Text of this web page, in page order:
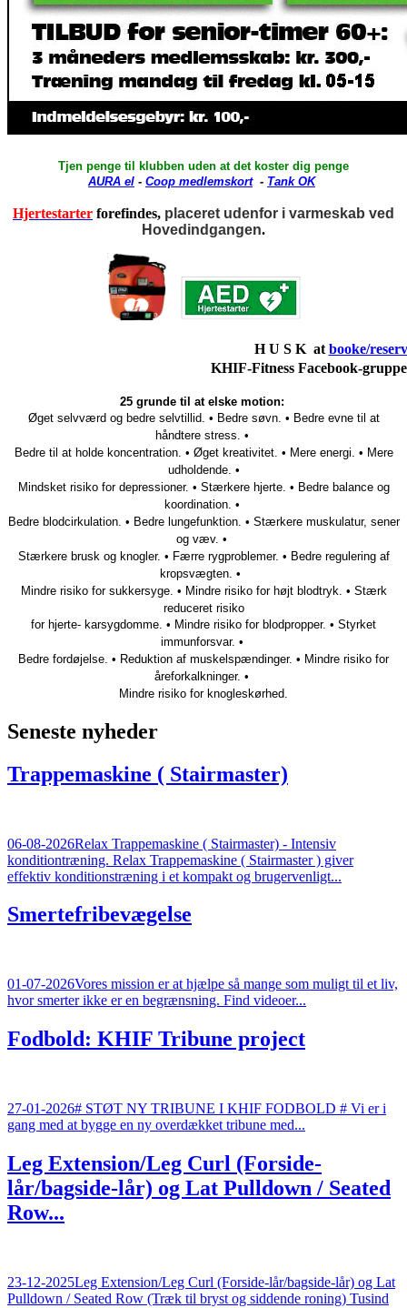
Tjen penge til klubben uden at det koster dig penge
AURA el - Coop medlemskort - Tank OK
Hjertestarter forefindes, placeret udenfor i varmeskab ved
Hovedindgangen.
H U S K at booke/
KHIF-Fitness Facebook-
25 grunde til at elske motion:
Øget selvværd og bedre selvtillid. • Bedre søvn. • Bedre evne til at
håndtere stress. •
Bedre til at holde koncentration. • Øget kreativitet. • Mere energi. • Mere
udholdende. •
Mindsket risiko for depressioner. • Stærkere hjerte. • Bedre balance og
koordination. •
Bedre blodcirkulation. • Bedre lungefunktion. • Stærkere muskulatur, sener
og væv. •
Stærkere brusk og knogler. • Færre rygproblemer. • Bedre regulering af
kropsvægten. •
Mindre risiko for sukkersyge. • Mindre risiko for højt blodtryk. • Stærk
reduceret risiko
for hjerte- karsygdomme. • Mindre risiko for blodpropper. • Styrket
immunforsvar. •
Bedre fordøjelse. • Reduktion af muskelspændinger. • Mindre risiko for
åreforkalkninger. •
Mindre risiko for knogleskørhed.
Seneste nyheder
Trappemaskine ( Stairmaster)
06-08-2026Relax Trappemaskine ( Stairmaster) - Intensiv
konditiontræning. Relax Trappemaskine ( Stairmaster ) giver
effektiv konditionstræning i et kompakt og brugervenligt...
Smertefribevægelse
01-07-2026Vores mission er at hjælpe så mange som muligt til et liv,
hvor smerter ikke er en begrænsning. Find videoer...
Fodbold: KHIF Tribune project
27-01-2026# STØT NY TRIBUNE I KHIF FODBOLD # Vi er i
gang med at bygge en ny overdækket tribune med...
Leg Extension/Leg Curl (Forside-
lår/bagside-lår) og Lat Pulldown / Seated
Row...
23-12-2025Leg Extension/Leg Curl (Forside-lår/bagside-lår) og Lat
Pulldown / Seated Row (Træk til bryst og siddende roning) Tusind